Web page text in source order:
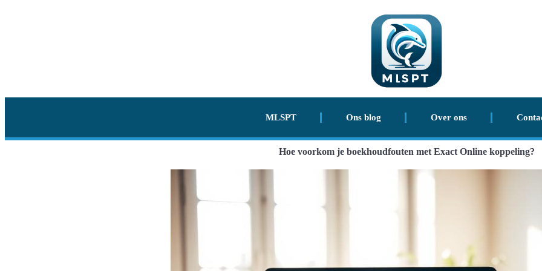
MLSPT Ons blog Over ons
Hoe voorkom je boekhoudfouten met Exact Online koppeling?